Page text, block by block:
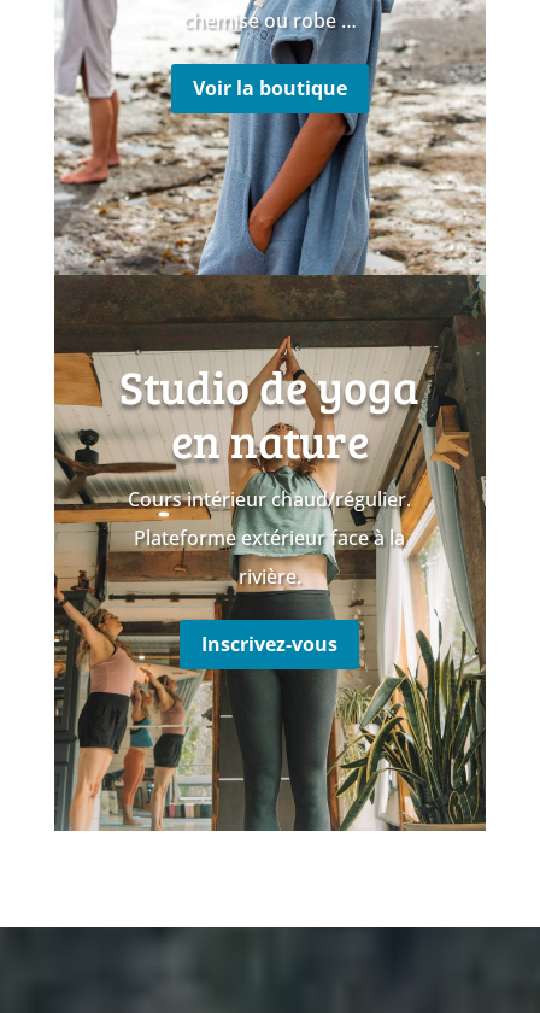
chemise ou robe …
Voir la boutique
Studio de yoga
en nature
Cours intérieur chaud/régulier.
Plateforme extérieur face à la
rivière.
Inscrivez-vous